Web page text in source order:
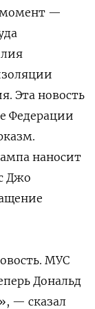
момент —
Эта новость
Федерации
наносит
Джо
МУС
Дональд
— сказал